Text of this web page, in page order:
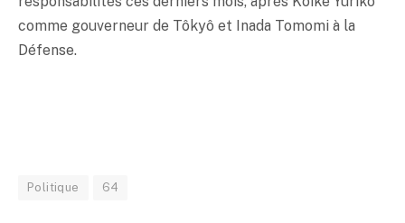
comme gouverneur de Tôkyô et Inada Tomomi à la
Défense.
Politique 64